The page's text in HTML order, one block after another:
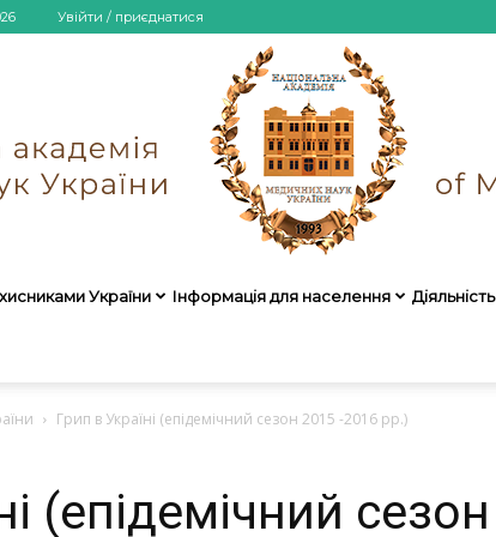
Увійти / приєднатися
України
України Інформація для населення Діяльність
Грип в Україні (епідемічний сезон 2015 -2016 рр.)
(епідемічний сезон